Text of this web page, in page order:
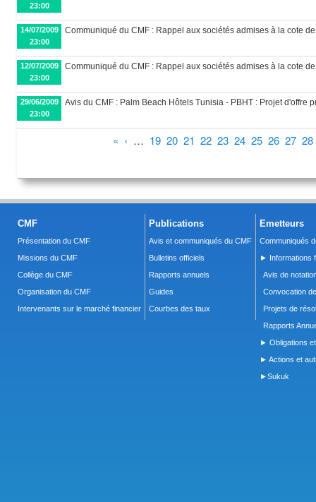
23:00
14/07/2009
23:00
Communiqué du CMF : Rappel aux sociétés admises à la cote
12/07/2009
23:00
Communiqué du CMF : Rappel aux sociétés admises à la cote
29/06/2009
23:00
Avis du CMF : Palm Beach Hôtels Tunisia - PBHT : Projet d'offre
« ‹ … 19 20 21 22 23 24 25 26 27 28
CMF
Présentation du CMF
Missions du CMF
Collège du CMF
Organisation du CMF
Intervenants sur le marché financier
Publications
Avis et communiqués du CMF
Bulletins officiels
Rapports annuels
Guides
Courbes des taux
Emetteurs
Communiqués
► Informations
Avis de
Convocation
Projets de
Rapports
► Obligations
► Actions et
►Sukuk